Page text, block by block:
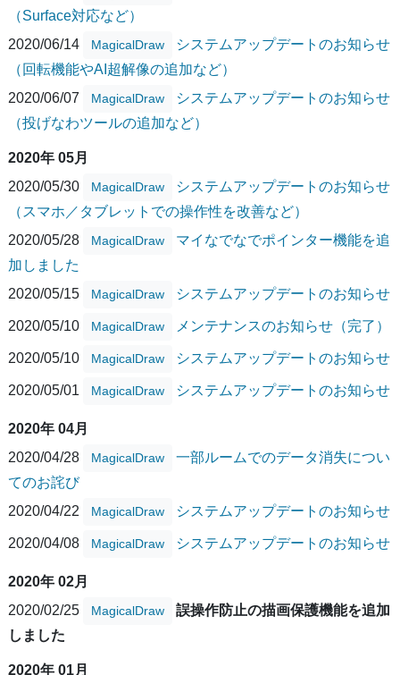
（Surface対応など）
2020/06/14
MagicalDraw
システムアップデートのお知らせ
（回転機能やAI超解像の追加など）
2020/06/07
MagicalDraw
システムアップデートのお知らせ
（投げなわツールの追加など）
2020年 05月
2020/05/30
MagicalDraw
システムアップデートのお知らせ
（スマホ／タブレットでの操作性を改善など）
2020/05/28
MagicalDraw
マイなでなでポインター機能を追
加しました
2020/05/15
MagicalDraw システムアップデートのお知らせ
2020/05/10 MagicalDraw メンテナンスのお知らせ（完了）
2020/05/10 MagicalDraw システムアップデートのお知らせ
2020/05/01 MagicalDraw システムアップデートのお知らせ
2020年 04月
2020/04/28
MagicalDraw
一部ルームでのデータ消失につい
てのお詫び
2020/04/22
MagicalDraw システムアップデートのお知らせ
2020/04/08 MagicalDraw システムアップデートのお知らせ
2020年 02月
2020/02/25
MagicalDraw
誤操作防止の描画保護機能を追加
しました
2020年 01月